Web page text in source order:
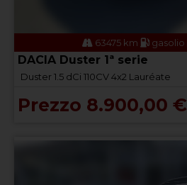
63475 km gasolio
DACIA Duster 1ª serie
Duster 1.5 dCi 110CV 4x2 Lauréate
Prezzo 8.900,00 €